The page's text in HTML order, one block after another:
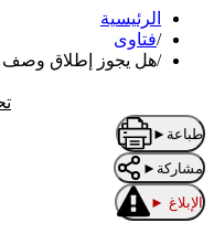
الرئيسية
/فتاوى
/هل يجوز إطلاق وصف
طباعة ►
مشاركة ►
الإبلاغ ►